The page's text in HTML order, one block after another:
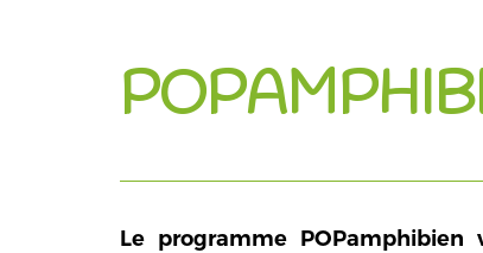
Le programme